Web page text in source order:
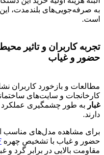
به صرفه‌جویی‌های بلندمدت،
است.
تجربه کاربران و تاثیر
حضور و غیاب
مطالعات و بازخورد کاربران
کارخانجات و سایت‌های
غبار به طور چشمگیری عملکرد
دارند.
برای مشاهده مدل‌های مناسب
حضور و غیاب با تشخیص چهره
مقاومت بالایی در برابر گرد و